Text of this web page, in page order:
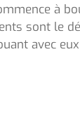
à
sont le
avec